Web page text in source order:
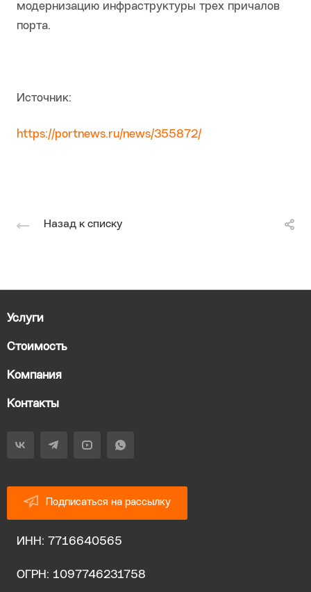
модернизацию инфраструктуры трех причалов
порта.
Источник:
https://portnews.ru/news/355872/
Назад к списку
Услуги
Стоимость
Компания
Контакты
Подписаться на рассылку
ИНН: 7716640565
ОГРН: 1097746231758